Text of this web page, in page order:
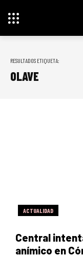
RESULTADOS ETIQUETA:
OLAVE
ACTUALIDAD
Central
anímico en